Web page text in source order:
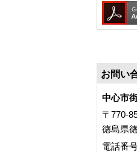
お問い
中心市
〒770-
徳島県
電話番